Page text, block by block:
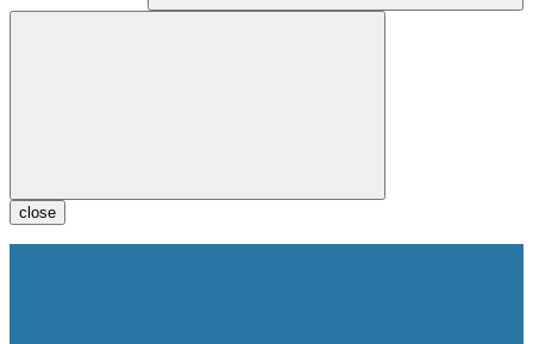
close